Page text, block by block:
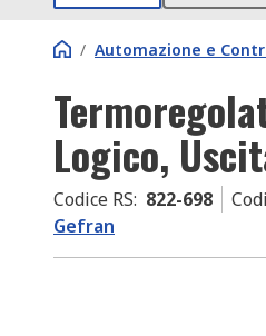
/ Automazione e
Logico,
Codice RS: 822-698
Gefran